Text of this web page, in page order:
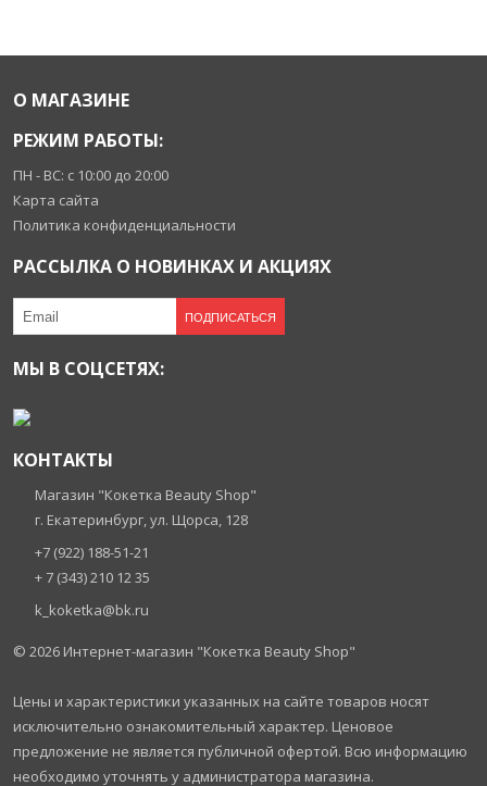
О МАГАЗИНЕ
РЕЖИМ РАБОТЫ:
ПН - ВС: с 10:00 до 20:00
Карта сайта
Политика конфиденциальности
РАССЫЛКА О НОВИНКАХ И АКЦИЯХ
ПОДПИСАТЬСЯ
МЫ В СОЦСЕТЯХ:
КОНТАКТЫ
Магазин "Кокетка Beauty Shop"
г. Екатеринбург, ул. Щорса, 128
+7 (922) 188-51-21
+ 7 (343) 210 12 35
k_koketka@bk.ru
© 2026 Интернет-магазин "Кокетка Beauty Shop"
Цены и характеристики указанных на сайте товаров носят
исключительно ознакомительный характер. Ценовое
предложение не является публичной офертой. Всю информацию
необходимо уточнять у администратора магазина.